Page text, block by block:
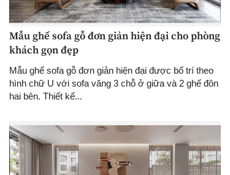
Mẫu ghế sofa gỗ đơn giản hiện đại cho phòng
khách gọn đẹp
Mẫu ghế sofa gỗ đơn giản hiện đại được bố trí theo
hình chữ U với sofa văng 3 chỗ ở giữa và 2 ghế đôn
hai bên. Thiết kế...